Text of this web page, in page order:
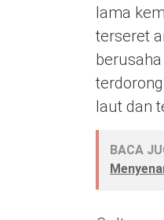
lama
terseret
laut dan
BACA